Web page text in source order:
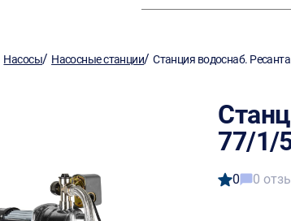
Насосы/ Насосные станции/Станция водоснаб.
77/1/
0 0